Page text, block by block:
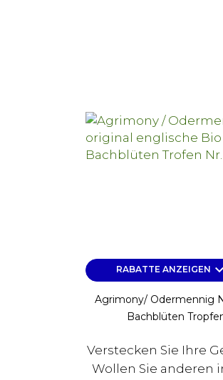
RABATTE ANZEIGEN keyboard_arrow_down
Agrimony/ Odermennig
Bachblüten
Verstecken Sie Ihre
Wollen Sie anderen